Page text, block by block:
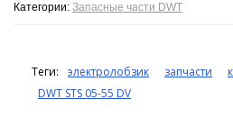
Категории: Запасные части DWT
Теги: электролобзик запчасти
DWT STS 05-55 DV